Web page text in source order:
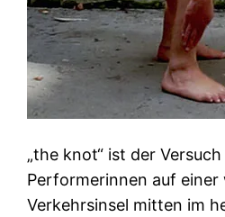
„the knot“ ist der
Performerinnen auf einer
Verkehrsinsel mitten im